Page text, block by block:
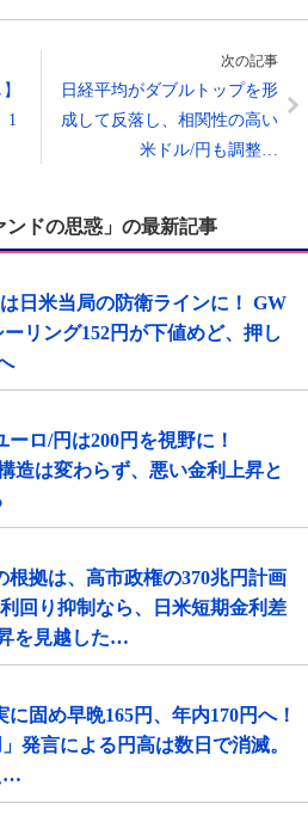
1
次の記事
日経平均がダブルトップを形
成して反落し、相関性の高い
米ドル/円も調整…
ドの思惑」の最新記事
日米当局の防衛ラインに！ GW
リング152円が下値めど、押し
ロ/円は200円を視野に！
造は変わらず、悪い金利上昇と
根拠は、高市政権の370兆円計画
回り抑制なら、日米短期金利差
を見越した…
固め早晩165円、年内170円へ！
発言による円高は数日で消滅。
…